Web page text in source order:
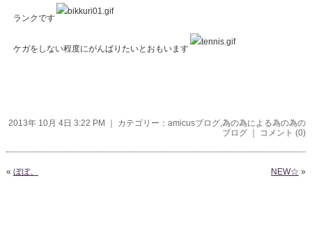
ランクです
ケガをしない程度にがんばりたいとおもいます
2013年 10月 4日 3:22 PM ｜ カテゴリー：amicusブログ,為の為による為の為の
ブログ
コメント (0)
« ぼぼ。 NEW☆ »